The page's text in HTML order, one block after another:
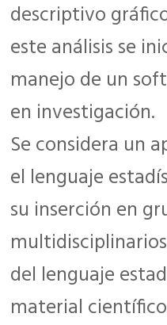
descriptivo
este análisis se
manejo de un
en investigación.
Se considera un
el lenguaje
su inserción en
del lenguaje
material